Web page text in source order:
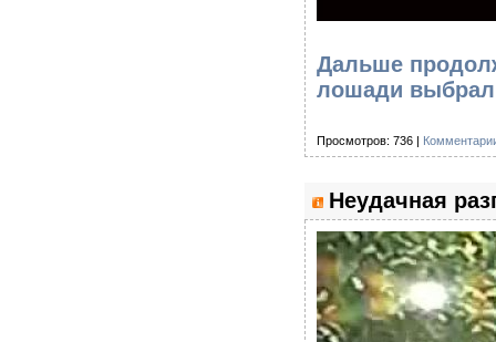
Дальше
лошади
Просмотров: 736 |
Неудачная